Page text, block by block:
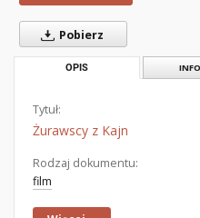
Pobierz
OPIS
Tytuł:
Żurawscy z Kajn
Rodzaj dokumentu:
film